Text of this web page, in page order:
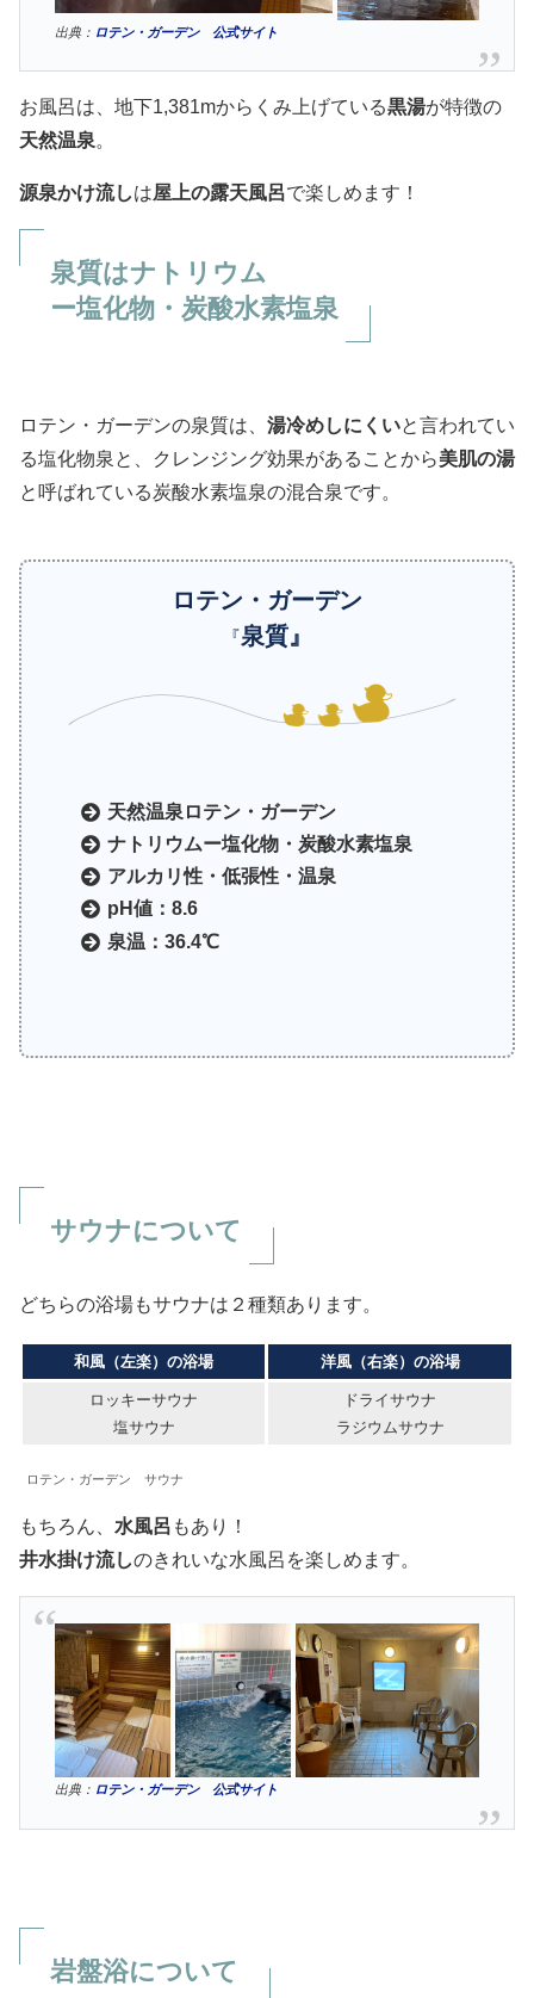
出典： ロテン・ガーデン 公式サイト
お風呂は、地下1,381mからくみ上げている黒湯が特徴の
天然温泉。
源泉かけ流しは屋上の露天風呂で楽しめます！
泉質はナトリウム
ー塩化物・炭酸水素塩泉
ロテン・ガーデンの泉質は、 湯冷めしにくいと言われてい
る塩化物泉と、クレンジング効果があることから美肌の湯
と呼ばれている炭酸水素塩泉の混合泉です。
ロテン・ガーデン
『泉質』
天然温泉ロテン・ガーデン
ナトリウムー塩化物・炭酸水素塩泉
アルカリ性・低張性・温泉
pH値：8.6
泉温：36.4℃
サウナについて
どちらの浴場もサウナは２種類あります。
和風（左楽）の浴場 洋風（右楽）の浴場
ロッキーサウナ
塩サウナ
ドライサウナ
ラジウムサウナ
ロテン・ガーデン サウナ
もちろん、 水風呂 もあり！
井水掛け流しのきれいな水風呂を楽しめます。
出典： ロテン・ガーデン 公式サイト
岩盤浴について